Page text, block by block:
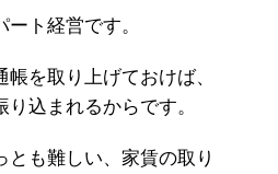
ト経営です。
を取り上げておけば、
込まれるからです。
とも難しい、家賃の取り